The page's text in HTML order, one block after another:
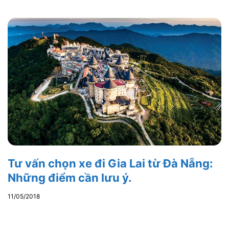
Tư vấn chọn xe đi Gia Lai từ Đà Nẵng:
Những điểm cần lưu ý.
11/05/2018